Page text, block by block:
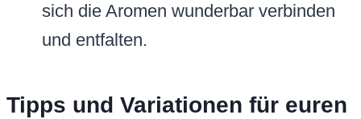
sich die Aromen wunderbar verbinden
und entfalten.
Tipps und Variationen für euren